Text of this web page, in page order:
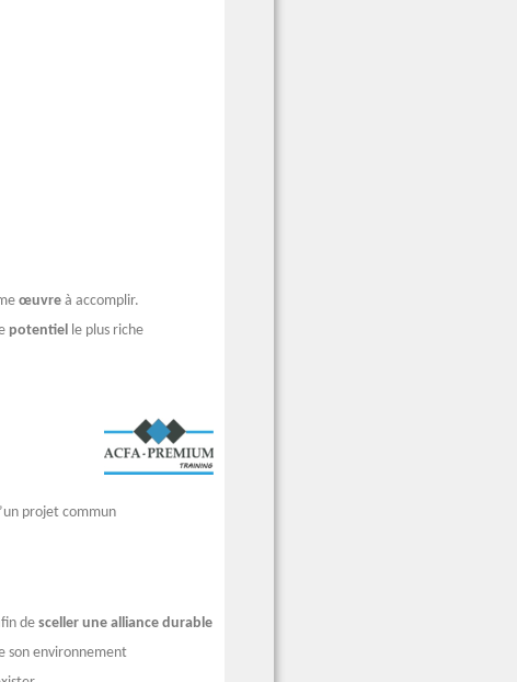
œuvre à accomplir.
potentiel le plus riche
projet commun
de sceller une alliance durable
son environnement